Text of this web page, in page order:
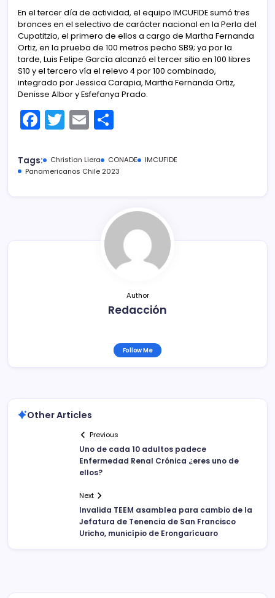
En el tercer día de actividad, el equipo IMCUFIDE sumó tres
bronces en el selectivo de carácter nacional en la Perla del
Cupatitzio, el primero de ellos a cargo de Martha Fernanda
Ortiz, en la prueba de 100 metros pecho SB9; ya por la
tarde, Luis Felipe García alcanzó el tercer sitio en 100 libres
S10 y el tercero vía el relevo 4 por 100 combinado,
integrado por Jessica Carapia, Martha Fernanda Ortiz,
Denisse Albor y Esfefanya Prado.
F
a
c
e
T
w
itt
er
E
m
ai
l
m
p
tir
Tags: Christian Liera CONADE
IMCUFIDE
Panamericanos Chile 2023
Author
Redacción
Follow Me
Other Articles
Previous
Uno de cada 10 adultos padece
Enfermedad Renal Crónica ¿eres uno de
ellos?
Next
Invalida TEEM asamblea para cambio de la
Jefatura de Tenencia de San Francisco
Uricho, município de Erongarícuaro